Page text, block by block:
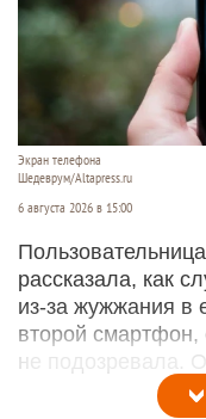
Экран телефона
Шедеврум/Altapress.ru
6 августа 2026 в 15:00
рассказала, как
из-за жужжания в
второй смартфон,
не подозревала.